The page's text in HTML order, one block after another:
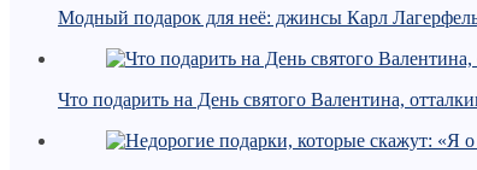
Модный подарок для неё: джинсы Карл
Что подарить на День святого Валентина,